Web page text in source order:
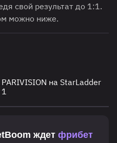
свой результат до 1:1.
можно ниже.
на StarLadder
ждет фрибет